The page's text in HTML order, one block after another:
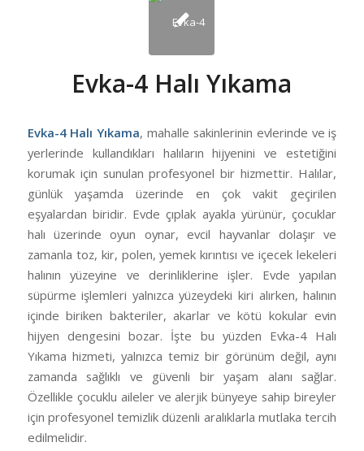
Evka-4 Halı Yıkama
Evka-4 Halı Yıkama, mahalle sakinlerinin evlerinde ve iş
yerlerinde kullandıkları halıların hijyenini ve estetiğini
korumak için sunulan profesyonel bir hizmettir. Halılar,
günlük yaşamda üzerinde en çok vakit geçirilen
eşyalardan biridir. Evde çıplak ayakla yürünür, çocuklar
halı üzerinde oyun oynar, evcil hayvanlar dolaşır ve
zamanla toz, kir, polen, yemek kırıntısı ve içecek lekeleri
halının yüzeyine ve derinliklerine işler. Evde yapılan
süpürme işlemleri yalnızca yüzeydeki kiri alırken, halının
içinde biriken bakteriler, akarlar ve kötü kokular evin
hijyen dengesini bozar. İşte bu yüzden Evka-4 Halı
Yıkama hizmeti, yalnızca temiz bir görünüm değil, aynı
zamanda sağlıklı ve güvenli bir yaşam alanı sağlar.
Özellikle çocuklu aileler ve alerjik bünyeye sahip bireyler
için profesyonel temizlik düzenli aralıklarla mutlaka tercih
edilmelidir.